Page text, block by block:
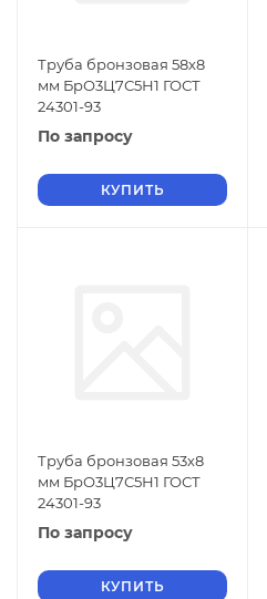
Труба бронзовая 58х8
мм БрО3Ц7С5Н1 ГОСТ
24301-93
По запросу
КУПИТЬ
Труба бронзовая 53х8
мм БрО3Ц7С5Н1 ГОСТ
24301-93
По запросу
КУПИТЬ